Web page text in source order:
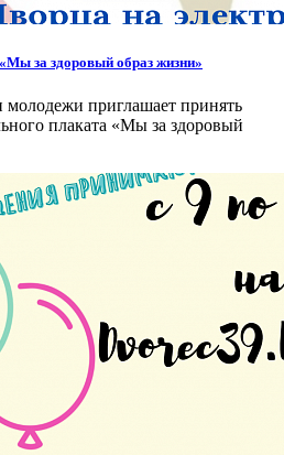
за здоровый образ жизни»
молодежи приглашает принять
плаката «Мы за здоровый